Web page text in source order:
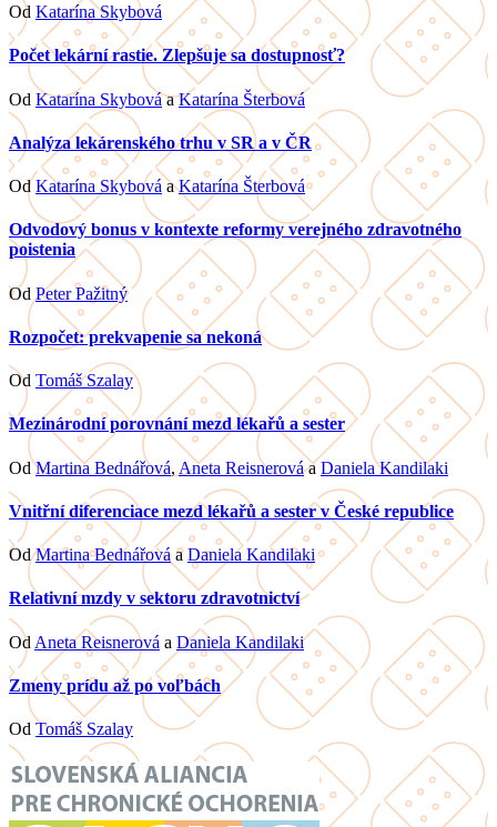
Od Katarína Skybová
Počet lekární rastie. Zlepšuje sa dostupnosť?
Od Katarína SkybováaKatarína Šterbová
Analýza lekárenského trhu v SR a v ČR
OdKatarína Skybová aKatarína Šterbová
Odvodový bonus v kontexte reformy verejného zdravotného
poistenia
Od Peter Pažitný
Rozpočet: prekvapenie sa nekoná
Od Tomáš Szalay
Mezinárodní porovnání mezd lékařů a sester
OdMartina Bednářová, Aneta ReisnerováaDaniela Kandilaki
Vnitřní diferenciace mezd lékařů a sester v České republice
OdMartina Bednářová aDaniela Kandilaki
Relativní mzdy v sektoru zdravotnictví
Od Aneta Reisnerová a Daniela Kandilaki
Zmeny prídu až po voľbách
Od Tomáš Szalay